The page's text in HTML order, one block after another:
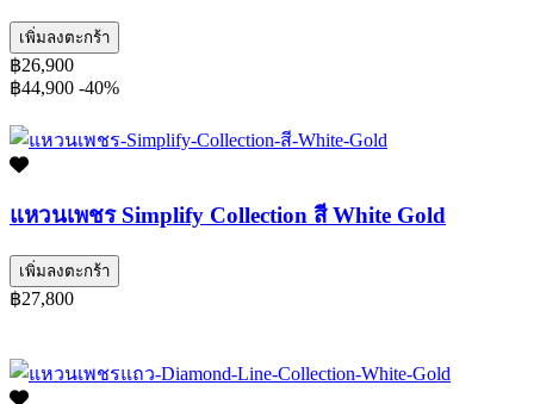
เพิ่มลงตะกร้า
฿26,900
฿44,900 -40%
แหวนเพชร Simplify Collection สี White Gold
เพิ่มลงตะกร้า
฿27,800